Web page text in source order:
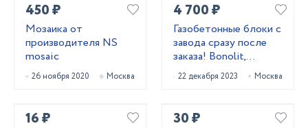
450 ₽
Мозаика от
производителя NS
mosaic
26 ноября 2020 Москва
4 700 ₽
Газобетонные блоки с
завода сразу после
заказа! Bonolit,
Pоritер, Cubi bloсk,
Блоки из Беларуси!
22 декабря 2023 Москва
16 ₽ 30 ₽